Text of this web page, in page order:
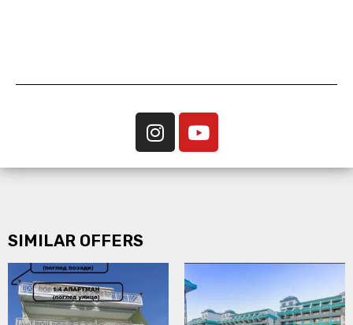
SIMILAR OFFERS